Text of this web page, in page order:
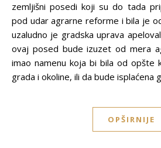
zemljišni posedi koji su do tada
pod udar agrarne reforme i bila je
uzaludno je gradska uprava
ovaj posed bude izuzet od mera
imao namenu koja bi bila od opšte
grada i okoline, ili da bude isplaćena
OPŠIRNIJE